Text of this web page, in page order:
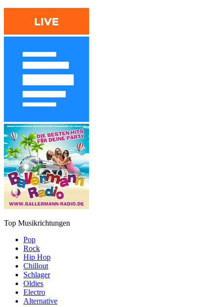
Top Musikrichtungen
Pop
Rock
Hip Hop
Chillout
Schlager
Oldies
Electro
Alternative